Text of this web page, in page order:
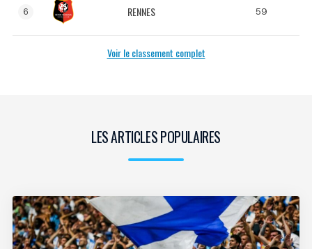
6 RENNES 59
Voir le classement complet
LES ARTICLES POPULAIRES